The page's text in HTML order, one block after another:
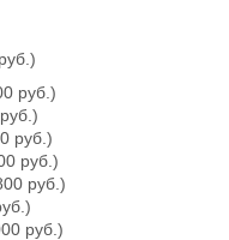
руб.)
руб.)
руб.)
руб.)
руб.)